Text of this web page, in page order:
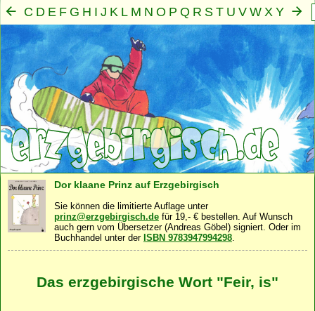
C D E F G H I J K L M N O P Q R S T U V W X Y
Z A B
Mensch ·Seele· Geist· Familie · Gemeinschaft ·
Dor klaane Prinz auf Erzgebirgisch
Sie können die limitierte Auflage unter
prinz@erzgebirgisch.de für 19,- € bestellen. Auf Wunsch
auch gern vom Übersetzer (Andreas Göbel) signiert. Oder im
Buchhandel unter der ISBN 9783947994298.
Das erzgebirgische Wort "Feir, is"